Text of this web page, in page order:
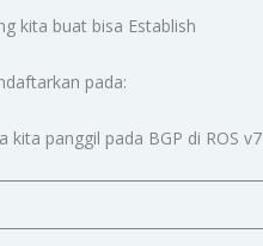
kita buat bisa Establish
pada:
panggil pada BGP di ROS